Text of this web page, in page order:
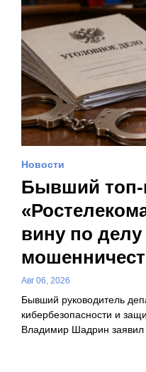
Новости
Бывший топ-
вину по делу
Авг 06, 2026
Бывший руководитель
кибербезопасности и
Владимир Шадрин